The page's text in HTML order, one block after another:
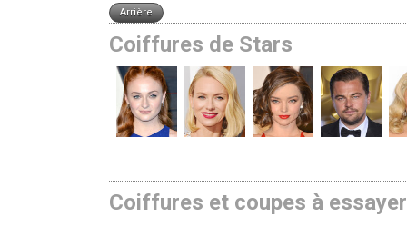
Coiffures de Stars
Coiffures et coupes à